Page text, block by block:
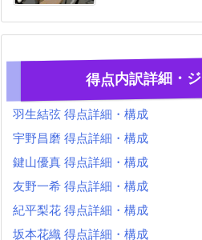
得点内訳詳細・
羽生結弦 得点詳細・構成
宇野昌磨 得点詳細・構成
鍵山優真 得点詳細・構成
友野一希 得点詳細・構成
紀平梨花 得点詳細・構成
坂本花織 得点詳細・構成